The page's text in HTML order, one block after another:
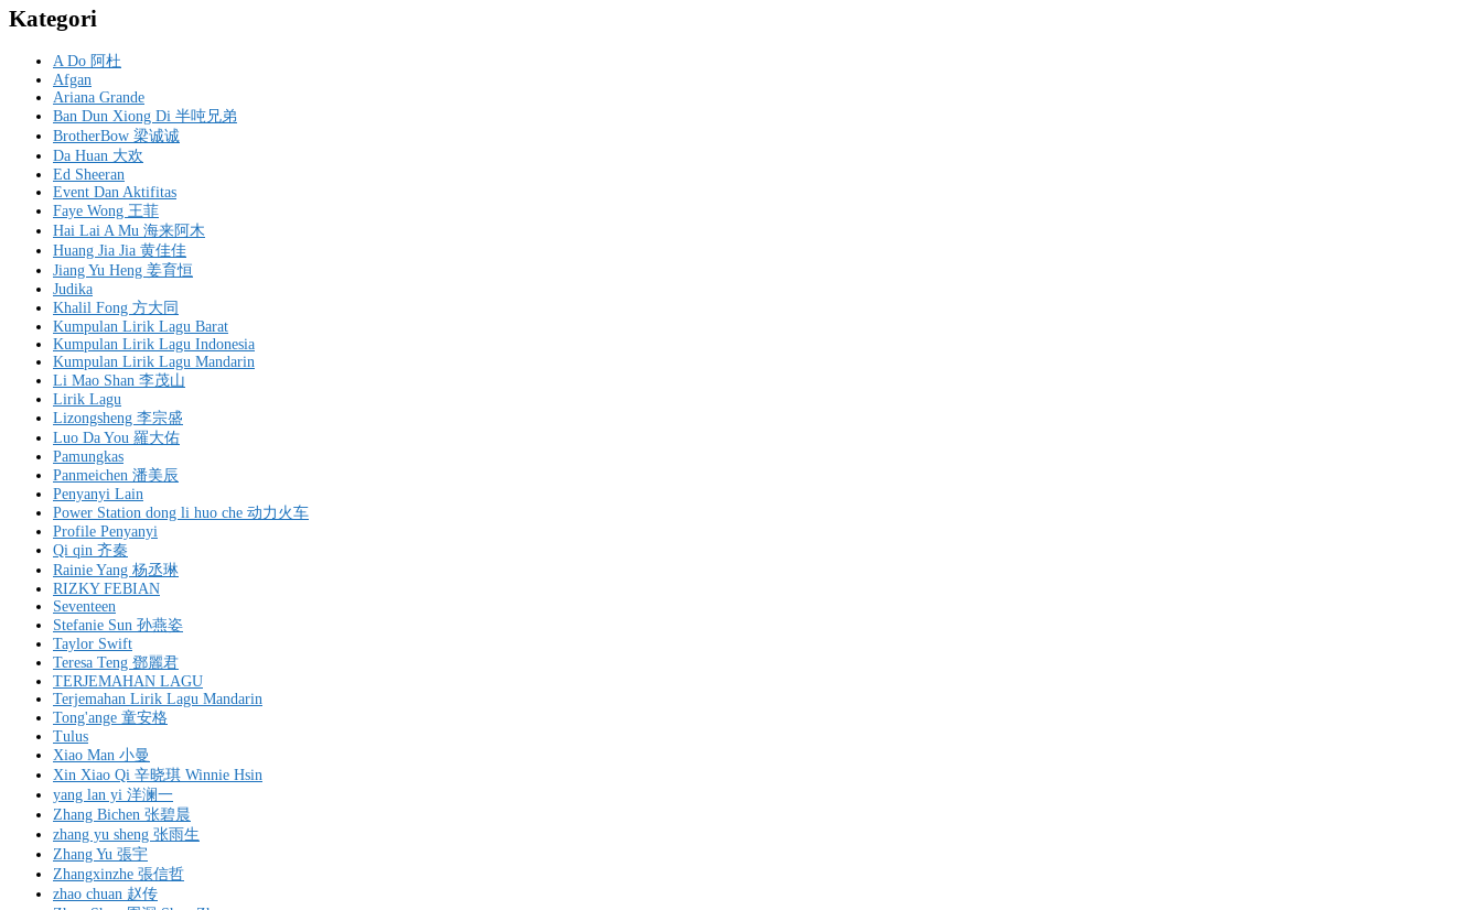
Kategori
A Do 阿杜
Afgan
Ariana Grande
Ban Dun Xiong Di 半吨兄弟
BrotherBow 梁诚诚
Da Huan 大欢
Ed Sheeran
Event Dan Aktifitas
Faye Wong 王菲
Hai Lai A Mu 海来阿木
Huang Jia Jia 黄佳佳
Jiang Yu Heng 姜育恒
Judika
Khalil Fong 方大同
Kumpulan Lirik Lagu Barat
Kumpulan Lirik Lagu Indonesia
Kumpulan Lirik Lagu Mandarin
Li Mao Shan 李茂山
Lirik Lagu
Lizongsheng 李宗盛
Luo Da You 羅大佑
Pamungkas
Panmeichen 潘美辰
Penyanyi Lain
Power Station dong li huo che 动力火车
Profile Penyanyi
Qi qin 齐秦
Rainie Yang 杨丞琳
RIZKY FEBIAN
Seventeen
Stefanie Sun 孙燕姿
Taylor Swift
Teresa Teng 鄧麗君
TERJEMAHAN LAGU
Terjemahan Lirik Lagu Mandarin
Tong'ange 童安格
Tulus
Xiao Man 小曼
Xin Xiao Qi 辛晓琪 Winnie Hsin
yang lan yi 洋澜一
Zhang Bichen 张碧晨
zhang yu sheng 张雨生
Zhang Yu 張宇
Zhangxinzhe 張信哲
zhao chuan 赵传